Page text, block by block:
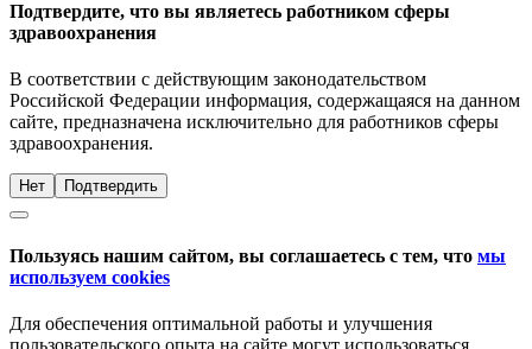
Подтвердите, что вы являетесь работником сферы
здравоохранения
В соответствии с действующим законодательством
Российской Федерации информация, содержащаяся на данном
сайте, предназначена исключительно для работников сферы
здравоохранения.
Нет Подтвердить
Пользуясь нашим сайтом, вы соглашаетесь с тем, что мы
используем cookies
Для обеспечения оптимальной работы и улучшения
пользовательского опыта на сайте могут использоваться